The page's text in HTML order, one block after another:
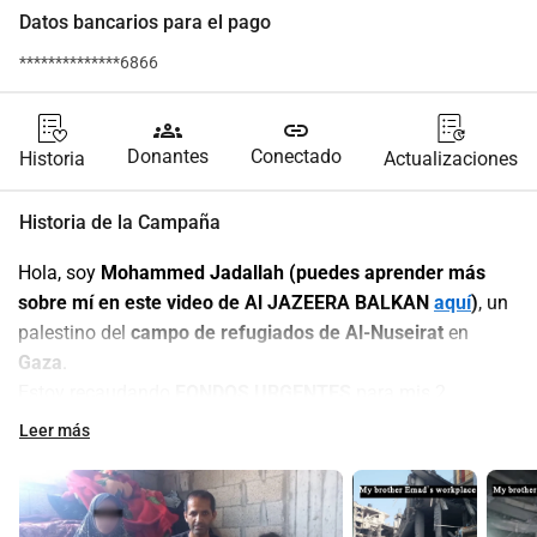
Datos bancarios para el pago
**************6866
Historia
groups
Donantes
link
Conectado Actualizaciones
Historia de la Campaña
Hola, soy Mohammed Jadallah (puedes aprender más
sobre mí en este video de Al JAZEERA BALKAN aquí), un
palestino del campo de refugiados de Al-Nuseirat
Gaza
hermanas
Dima 12, Ghada 6), y Ahmed (35) , un especialista en TI
con 3 niñas pequeñas (Hala 4, Tala 2, Dana 1).
Leer más